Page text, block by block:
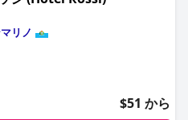
トのスタッフは、地図や観光の
けになるスタッフに感謝してい
に過ごせるように、可能な限り
の宿泊客は、客室の清潔さ、広
な意見を持っています。多くの
述べています。全体的に、ホテ
ンで快適で静かな滞在を求める
あるようです。
リノ
$51 から